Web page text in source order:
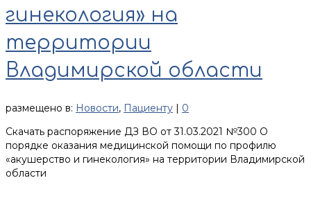
гинекология» на
территории
Владимирской области
размещено в: Новости, Пациенту | 0
Скачать распоряжение ДЗ ВО от 31.03.2021 №300 О
порядке оказания медицинской помощи по профилю
«акушерство и гинекология» на территории Владимирской
области